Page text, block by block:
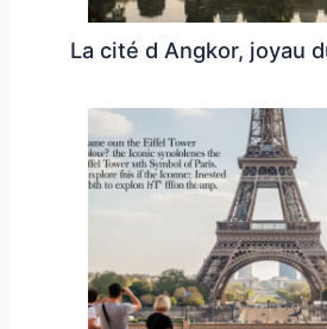
La cité d Angkor, joyau